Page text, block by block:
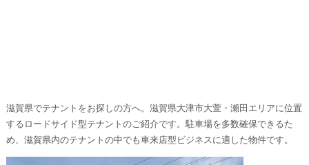
滋賀県でテナントをお探しの方へ。滋賀県大津市大萱・瀬田エリアに位置
するロードサイド型テナントのご紹介です。駐車場を多数確保できるた
め、滋賀県内のテナントの中でも車来店型ビジネスに適した物件です。